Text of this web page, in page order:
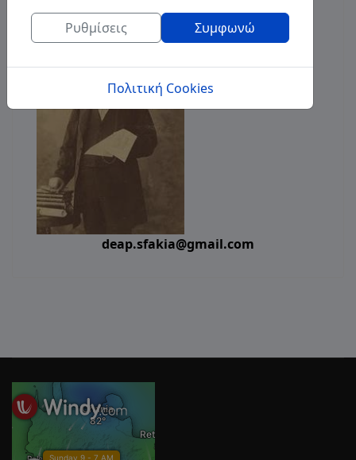
Δ.Ε.Α.Π. ΣΦΑΚΙΩΝ :
ΓΕΩΡΓΙΟΣ ΞΕΝΟΥΔΑΚΗΣ
deap.sfakia@gmail.com
Ρυθμίσεις Συμφωνώ
Πολιτική Cookies